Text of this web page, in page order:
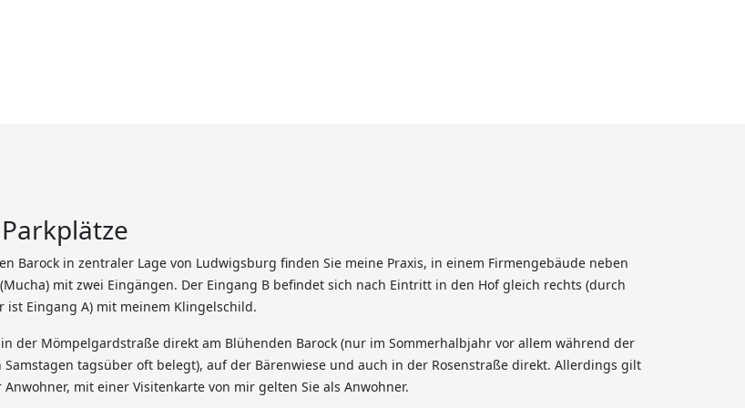
Barock in zentraler Lage von Ludwigsburg finden Sie meine Praxis, in einem Firmengebäude neben
mit zwei Eingängen. Der Eingang B befindet sich nach Eintritt in den Hof gleich rechts (durch
ist Eingang A) mit meinem Klingelschild.
in der Mömpelgardstraße direkt am Blühenden Barock (nur im Sommerhalbjahr vor allem während der
tagsüber oft belegt), auf der Bärenwiese und auch in der Rosenstraße direkt. Allerdings gilt
mit einer Visitenkarte von mir gelten Sie als Anwohner.